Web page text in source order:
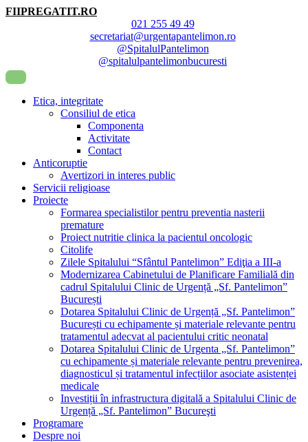
FIIPREGATIT.RO
021 255 49 49
secretariat@urgentapantelimon.ro
@SpitalulPantelimon
@spitalulpantelimonbucuresti
Etica, integritate
Consiliul de etica
Componenta
Activitate
Contact
Anticoruptie
Avertizori in interes public
Servicii religioase
Proiecte
Formarea specialistilor pentru preventia nasterii
premature
Proiect nutritie clinica la pacientul oncologic
Citolife
Zilele Spitalului “Sfântul Pantelimon” Ediţia a III-a
Modernizarea Cabinetului de Planificare Familială din
cadrul Spitalului Clinic de Urgență „Sf. Pantelimon”
București
Dotarea Spitalului Clinic de Urgență „Sf. Pantelimon”
București cu echipamente și materiale relevante pentru
tratamentul adecvat al pacientului critic neonatal
Dotarea Spitalului Clinic de Urgenta „Sf. Pantelimon”
cu echipamente și materiale relevante pentru prevenirea,
diagnosticul și tratamentul infecțiilor asociate asistenței
medicale
Investiții în infrastructura digitală a Spitalului Clinic de
Urgență „Sf. Pantelimon” Bucureşti
Programare
Despre noi